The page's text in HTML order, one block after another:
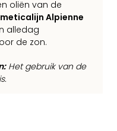
oliën van de
Alpienne
alledag
de zon.
Het gebruik van de